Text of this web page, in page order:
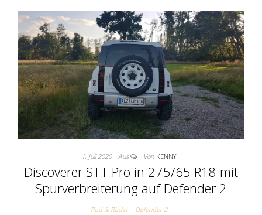
1. Juli 2020 Aus Von KENNY
Discoverer STT Pro in 275/65 R18 mit
Spurverbreiterung auf Defender 2
Rad & Räder Defender 2